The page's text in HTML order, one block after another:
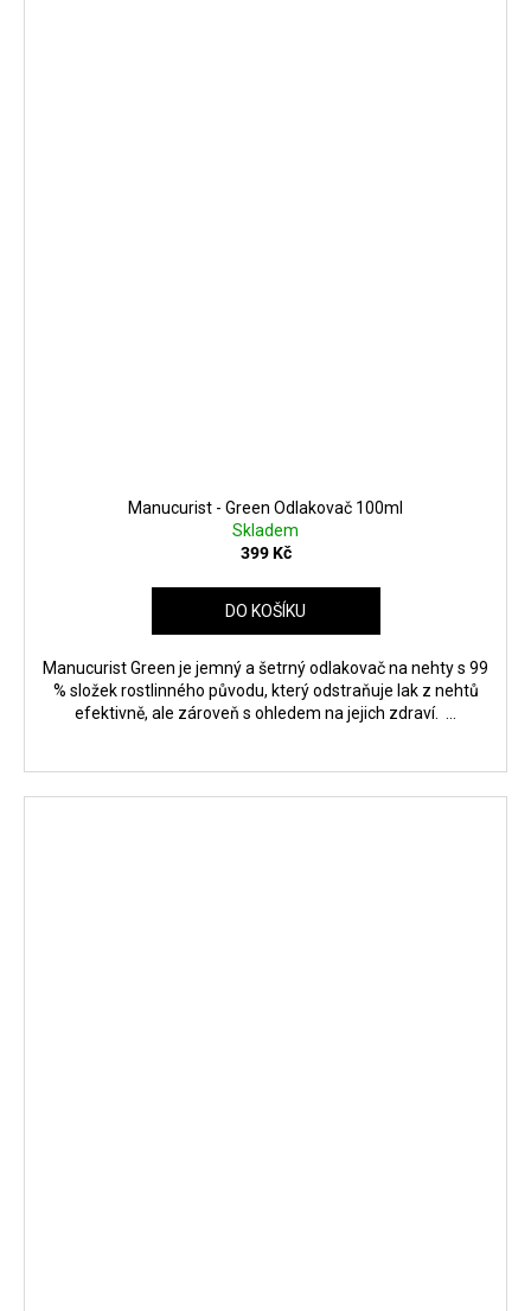
Manucurist - Green Odlakovač 100ml
Skladem
399 Kč
DO KOŠÍKU
Manucurist Green je jemný a šetrný odlakovač na nehty s 99
% složek rostlinného původu, který odstraňuje lak z nehtů
efektivně, ale zároveň s ohledem na jejich zdraví. ...